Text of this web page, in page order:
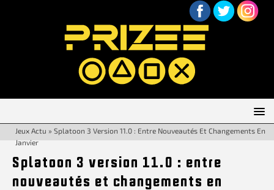
Jeux Actu » Splatoon 3 Version 11.0 : Entre Nouveautés Et Changements En
Janvier
Splatoon 3 version 11.0 : entre
nouveautés et changements en